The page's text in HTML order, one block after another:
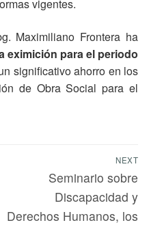
vigentes.
Maximiliano Frontera ha
eximición para el periodo
significativo ahorro en los
de Obra Social para el
NEXT
Seminario sobre
Discapacidad y
Derechos Humanos, los